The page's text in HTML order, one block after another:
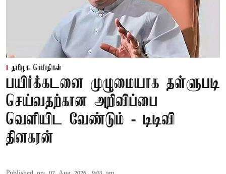
தமிழக செய்திகள்
பயிர்க்கடனை முழுமையாக தள்ளுபடி
செய்வதற்கான அறிவிப்பை
வெளியிட வேண்டும் - டிடிவி
தினகரன்